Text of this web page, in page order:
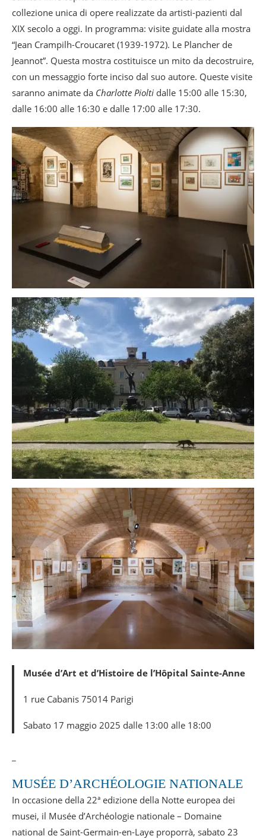
collezione unica di opere realizzate da artisti-pazienti dal
XIX secolo a oggi. In programma: visite guidate alla mostra
“Jean Crampilh-Croucaret (1939-1972). Le Plancher de
Jeannot”. Questa mostra costituisce un mito da decostruire,
con un messaggio forte inciso dal suo autore. Queste visite
saranno animate da Charlotte Piolti dalle 15:00 alle 15:30,
dalle 16:00 alle 16:30 e dalle 17:00 alle 17:30.
Musée d’Art et d’Histoire de l’Hôpital Sainte-Anne
1 rue Cabanis 75014 Parigi
Sabato 17 maggio 2025 dalle 13:00 alle 18:00
MUSÉE D’ARCHÉOLOGIE NATIONALE
In occasione della 22ª edizione della Notte europea dei
musei, il Musée d’Archéologie nationale – Domaine
national de Saint-Germain-en-Laye proporrà, sabato 23